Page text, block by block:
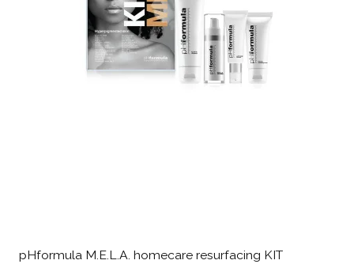
pHformula M.E.L.A. homecare resurfacing KIT